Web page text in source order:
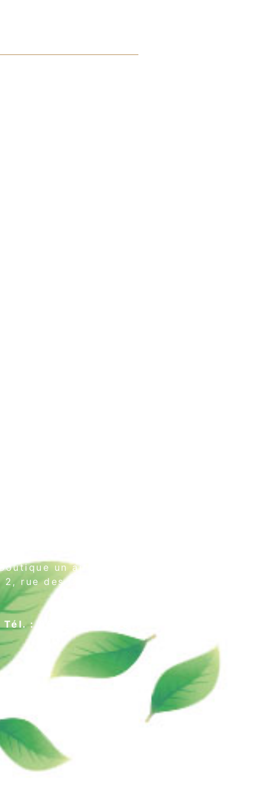
un air de thé
2, rue des Cordeliers
Tél. : 05 59 02 75 55